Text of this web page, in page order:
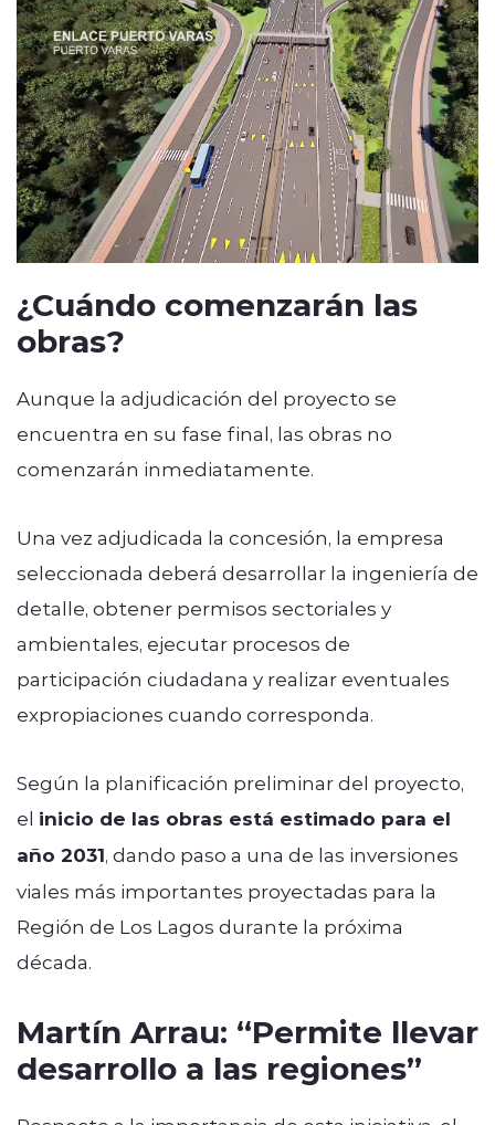
¿Cuándo comenzarán las
obras?
Aunque la adjudicación del proyecto se
encuentra en su fase final, las obras no
comenzarán inmediatamente.
Una vez adjudicada la concesión, la empresa
seleccionada deberá desarrollar la ingeniería de
detalle, obtener permisos sectoriales y
ambientales, ejecutar procesos de
participación ciudadana y realizar eventuales
expropiaciones cuando corresponda.
Según la planificación preliminar del proyecto,
el inicio de las obras está estimado para el
año 2031, dando paso a una de las inversiones
viales más importantes proyectadas para la
Región de Los Lagos durante la próxima
década.
Martín Arrau: “Permite llevar
desarrollo a las regiones”